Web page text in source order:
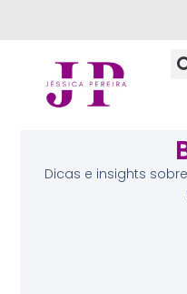
Dicas e insights